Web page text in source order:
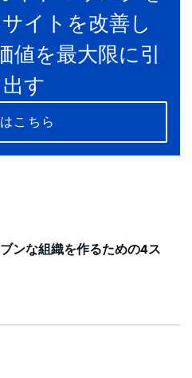
イトを改善し
値を最大限に引
す
こちら
ンな組織を作るための4ス